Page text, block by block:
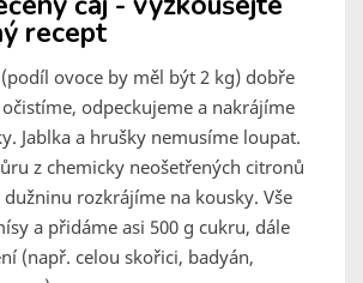
recept
ovoce by měl být 2 kg) dobře
odpeckujeme a nakrájíme
Jablka a hrušky nemusíme loupat.
z chemicky neošetřených citronů
rozkrájíme na kousky. Vše
a přidáme asi 500 g cukru, dále
(např. celou skořici, badyán,